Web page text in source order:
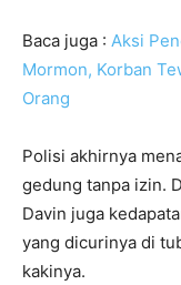
Baca juga : Aksi
Mormon, Korban
Orang
Polisi akhirnya
gedung tanpa izin.
Davin juga
yang dicurinya di
kakinya.